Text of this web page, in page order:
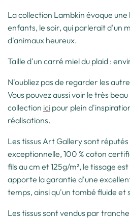
La collection Lambkin évoque
enfants, le soir, qui parlerait d'un
d'animaux heureux.
Taille d'un carré miel du plaid :
N'oubliez pas de regarder les
Vous pouvez aussi voir le très
collection ici pour plein
réalisations.
Les tissus Art Gallery sont
exceptionnelle, 100 % coton
fils au cm et 125g/m², le tissage
apporte la garantie d'une
temps, ainsi qu'un tombé fluide et
Les tissus sont vendus par